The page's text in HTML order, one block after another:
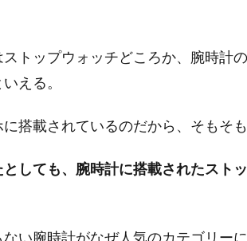
トップウォッチどころか、腕時計
える。
搭載されているのだから、そもそも
しても、腕時計に搭載されたスト
い腕時計がなぜ人気のカテゴリー